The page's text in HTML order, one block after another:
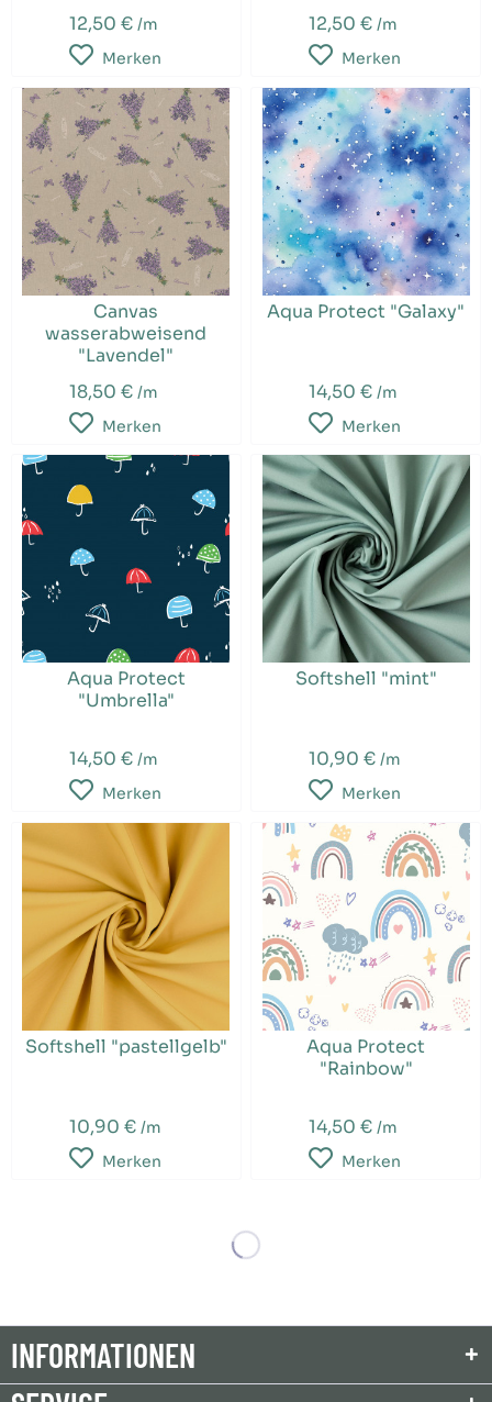
12,50 € /m
Merken
12,50 €/m
Merken
Canvas
wasserabweisend
"Lavendel"
18,50 € /m
Merken
Aqua Protect "Galaxy"
14,50 €/m
Merken
Aqua Protect
"Umbrella"
14,50 € /m
Merken
Softshell "mint"
10,90 €/m
Merken
Softshell "pastellgelb"
10,90 € /m
Merken
Aqua Protect
"Rainbow"
14,50 €/m
Merken
INFORMATIONEN